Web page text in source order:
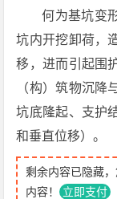
何为基坑变
坑内开挖卸荷，
移，进而引起围
（构）筑物沉降
坑底隆起、支护
和垂直位移）。
剩余内容已隐藏
内容！ 立即支付